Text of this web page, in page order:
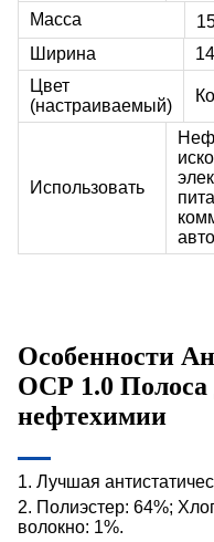
Масса
Ширина
Цвет
(настраиваемый)
Использовать
Особенности
ОСР 1.0
нефтехимии
1. Лучшая
2. Полиэстер: 64%;
волокно: 1%.